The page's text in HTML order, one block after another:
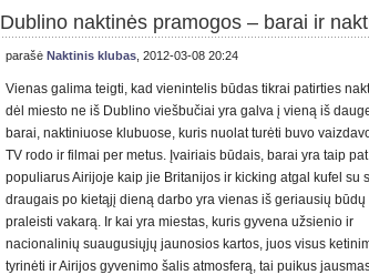
Dublino naktinės pramogos – barai ir
parašė Naktinis klubas , 2012-03-08 20:24
Vienas galima teigti, kad vienintelis būdas tikrai patirties
dėl miesto ne iš Dublino viešbučiai yra galva į vieną iš
barai, naktiniuose klubuose, kuris nuolat turėti buvo
TV rodo ir filmai per metus. Įvairiais būdais, barai yra taip pat
populiarus Airijoje kaip jie Britanijos ir kicking atgal kufel su
draugais po kietąjį dieną darbo yra vienas iš geriausių būdų
praleisti vakarą. Ir kai yra miestas, kuris gyvena užsienio ir
nacionalinių suaugusiųjų jaunosios kartos, juos visus
tyrinėti ir Airijos gyvenimo šalis atmosferą, tai puikus